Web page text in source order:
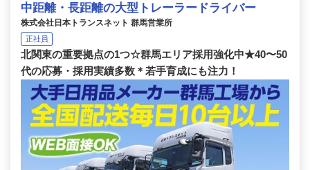
中距離・長距離の大型トレーラードライバー
株式会社日本トランスネット 群馬営業所
正社員
北関東の重要拠点の1つ☆群馬エリア採用強化中★40〜50
代の応募・採用実績多数＊若手育成にも注力！